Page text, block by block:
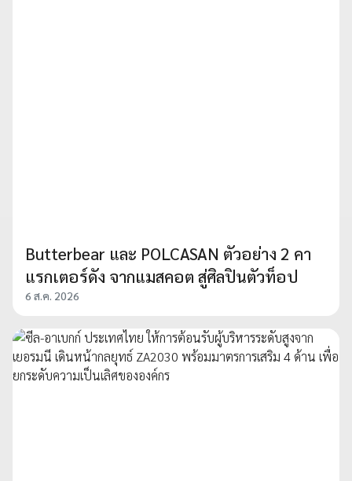
Butterbear และ POLCASAN ตัวอย่าง 2 คา
แรกเตอร์ดัง จากแมสคอต สู่ศิลปินตัวท็อป
6 ส.ค. 2026